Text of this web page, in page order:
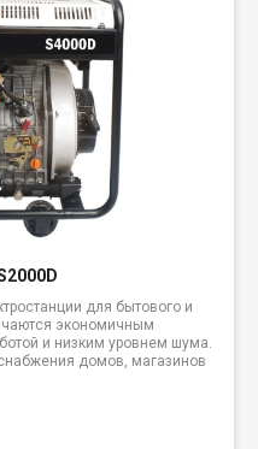
для бытового и
экономичным
и низким уровнем шума.
домов, магазинов